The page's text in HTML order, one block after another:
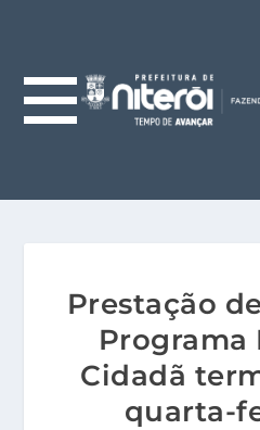
Prestação
Programa
Cidadã
quarta-